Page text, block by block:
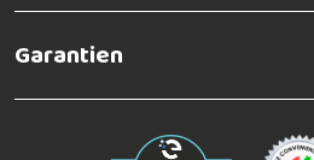
Garantien